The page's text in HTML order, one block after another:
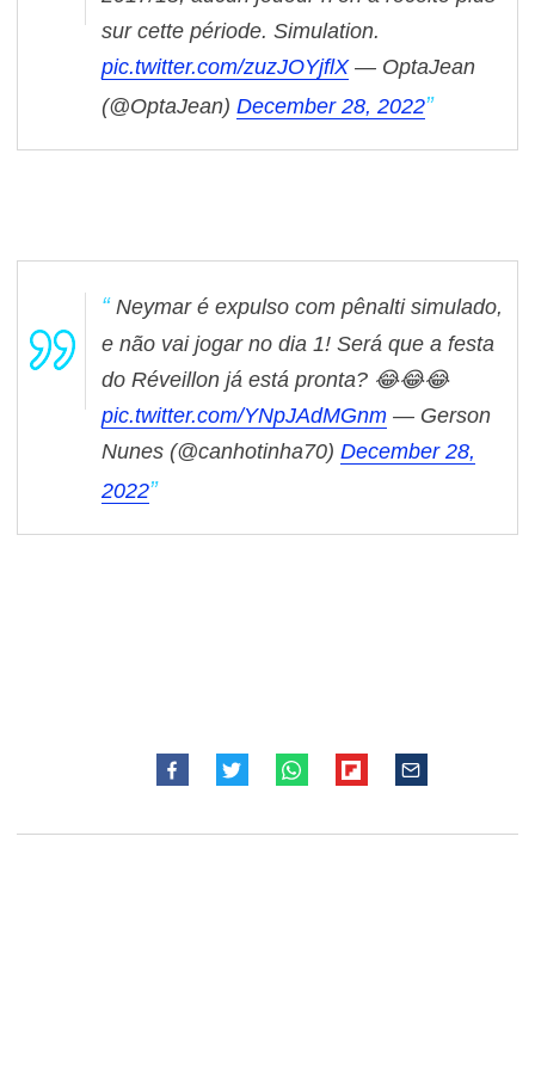
sur cette période. Simulation.
pic.twitter.com/zuzJOYjflX — OptaJean
(@OptaJean) December 28, 2022
Neymar é expulso com pênalti simulado,
e não vai jogar no dia 1! Será que a festa
do Réveillon já está pronta? 😂😂😂
pic.twitter.com/YNpJAdMGnm — Gerson
Nunes (@canhotinha70) December 28,
2022